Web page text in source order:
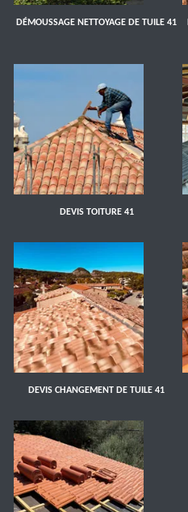
DÉMOUSSAGE NETTOYAGE DE TUILE 41
DEVIS TOITURE 41
DEVIS CHANGEMENT DE TUILE 41